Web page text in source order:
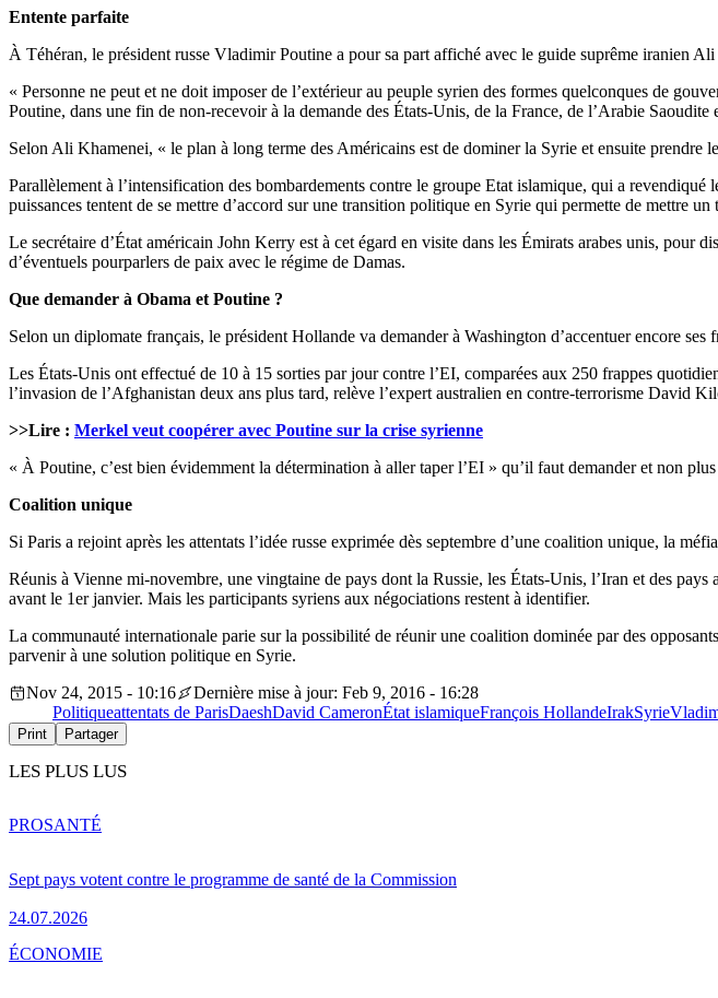
Entente parfaite
À Téhéran, le président russe Vladimir Poutine a pour sa part affiché avec le guide suprême iranien
« Personne ne peut et ne doit imposer de l’extérieur au peuple syrien des formes quelconques de
Poutine, dans une fin de non-recevoir à la demande des États-Unis, de la France, de l’Arabie
Selon Ali Khamenei, « le plan à long terme des Américains est de dominer la Syrie et ensuite
Parallèlement à l’intensification des bombardements contre le groupe Etat islamique, qui a
puissances tentent de se mettre d’accord sur une transition politique en Syrie qui permette de mettre
Le secrétaire d’État américain John Kerry est à cet égard en visite dans les Émirats arabes unis, pour
d’éventuels pourparlers de paix avec le régime de Damas.
Que demander à Obama et Poutine ?
Selon un diplomate français, le président Hollande va demander à Washington d’accentuer encore ses
Les États-Unis ont effectué de 10 à 15 sorties par jour contre l’EI, comparées aux 250 frappes
l’invasion de l’Afghanistan deux ans plus tard, relève l’expert australien en contre-terrorisme David
>>Lire : Merkel veut coopérer avec Poutine sur la crise syrienne
« À Poutine, c’est bien évidemment la détermination à aller taper l’EI » qu’il faut demander et non
Coalition unique
Si Paris a rejoint après les attentats l’idée russe exprimée dès septembre d’une coalition unique, la
Réunis à Vienne mi-novembre, une vingtaine de pays dont la Russie, les États-Unis, l’Iran et des
avant le 1er janvier. Mais les participants syriens aux négociations restent à identifier.
La communauté internationale parie sur la possibilité de réunir une coalition dominée par des
parvenir à une solution politique en Syrie.
Nov 24, 2015 - 10:16
Dernière mise à jour: Feb 9, 2016 - 16:28
Politiqueattentats de ParisDaeshDavid CameronÉtat islamiqueFrançois HollandeIrakSyrie
Print Partager
LES PLUS LUS
Sept pays votent contre le programme de santé de la Commission
24.07.2026
PROSANTÉ
ÉCONOMIE